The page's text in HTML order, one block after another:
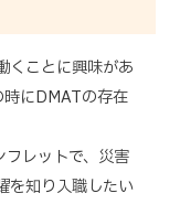
くことに興味があ
時にDMATの存在
フレットで、災害
を知り入職したい